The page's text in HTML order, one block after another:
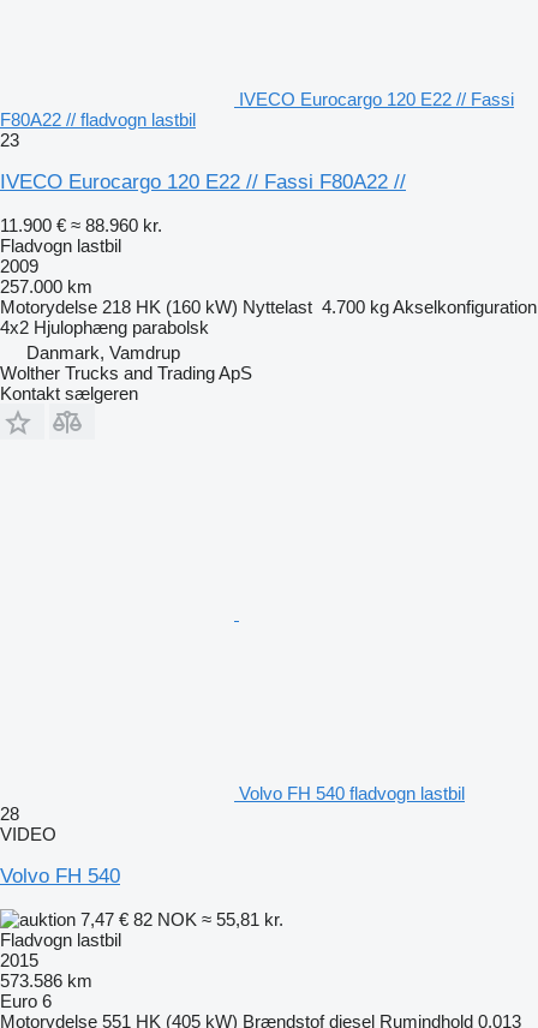
IVECO Eurocargo 120 E22 // Fassi
F80A22 // fladvogn lastbil
23
IVECO Eurocargo 120 E22 // Fassi F80A22 //
11.900 € ≈ 88.960 kr.
Fladvogn lastbil
2009
257.000 km
Motorydelse 218 HK (160 kW) Nyttelast 4.700 kgAkselkonfiguration
4x2 Hjulophæng parabolsk
Danmark, Vamdrup
Wolther Trucks and Trading ApS
Kontakt sælgeren
Volvo FH 540 fladvogn lastbil
28
VIDEO
Volvo FH 540
7,47 € 82 NOK ≈ 55,81 kr.
Fladvogn lastbil
2015
573.586 km
Euro 6
Motorydelse 551 HK (405 kW) Brændstof diesel Rumindhold 0,013